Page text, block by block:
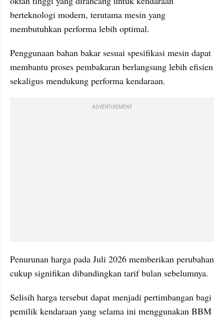
berteknologi modern, terutama mesin yang
membutuhkan performa lebih optimal.
Penggunaan bahan bakar sesuai spesifikasi mesin dapat
membantu proses pembakaran berlangsung lebih efisien
sekaligus mendukung performa kendaraan.
ADVERTISEMENT
Penurunan harga pada Juli 2026 memberikan perubahan
cukup signifikan dibandingkan tarif bulan sebelumnya.
Selisih harga tersebut dapat menjadi pertimbangan bagi
pemilik kendaraan yang selama ini menggunakan BBM